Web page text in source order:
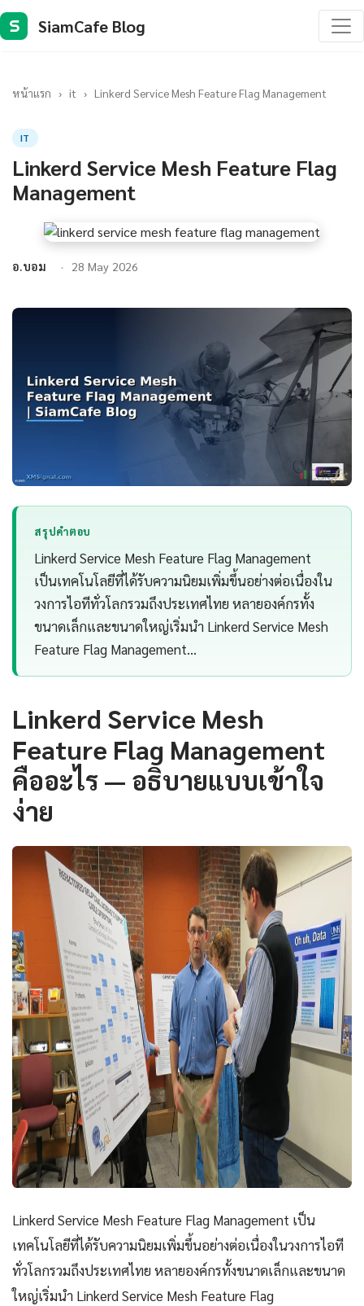
S SiamCafe Blog
หน้าแรก › it › Linkerd Service Mesh Feature Flag Management
IT
Linkerd Service Mesh Feature Flag
Management
อ.บอม 28 May 2026
สรุปคำตอบ
Linkerd Service Mesh Feature Flag Management
เป็นเทคโนโลยีที่ได้รับความนิยมเพิ่มขึ้นอย่างต่อเนื่องใน
วงการไอทีทั่วโลกรวมถึงประเทศไทย หลายองค์กรทั้ง
ขนาดเล็กและขนาดใหญ่เริ่มนำ Linkerd Service Mesh
Feature Flag Management…
Linkerd Service Mesh
Feature Flag Management
คืออะไร — อธิบายแบบเข้าใจ
ง่าย
Linkerd Service Mesh Feature Flag Management เป็น
เทคโนโลยีที่ได้รับความนิยมเพิ่มขึ้นอย่างต่อเนื่องในวงการไอที
ทั่วโลกรวมถึงประเทศไทย หลายองค์กรทั้งขนาดเล็กและขนาด
ใหญ่เริ่มนำ Linkerd Service Mesh Feature Flag